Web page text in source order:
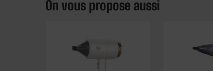
On vous propose aussi